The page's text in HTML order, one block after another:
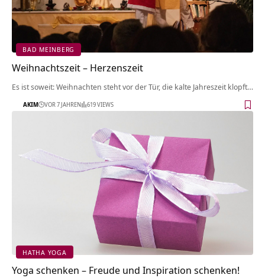
BAD MEINBERG
Weihnachtszeit – Herzenszeit
Es ist soweit: Weihnachten steht vor der Tür, die kalte Jahreszeit klopft…
AKIM VOR 7 JAHREN 619 VIEWS
HATHA YOGA
Yoga schenken – Freude und Inspiration schenken!